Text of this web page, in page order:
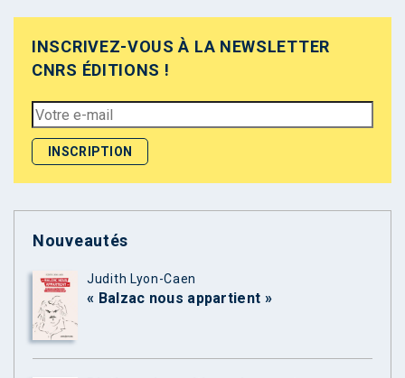
INSCRIVEZ-VOUS À LA NEWSLETTER
CNRS ÉDITIONS !
Nouveautés
Judith Lyon-Caen
« Balzac nous appartient »